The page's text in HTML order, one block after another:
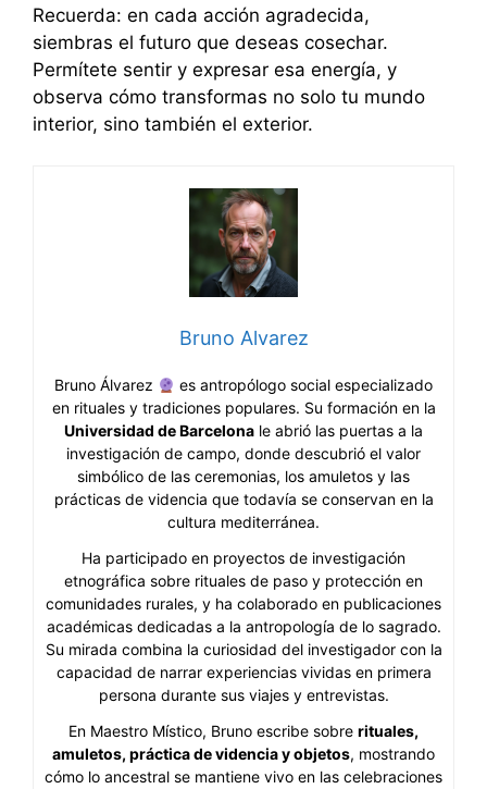
Recuerda: en cada acción agradecida,
siembras el futuro que deseas cosechar.
Permítete sentir y expresar esa energía, y
observa cómo transformas no solo tu mundo
interior, sino también el exterior.
Bruno Alvarez
Bruno Álvarez
es antropólogo social especializado
en rituales y tradiciones populares. Su formación en la
Universidad de Barcelona le abrió las puertas a la
investigación de campo, donde descubrió el valor
simbólico de las ceremonias, los amuletos y las
prácticas de videncia que todavía se conservan en la
cultura mediterránea.
Ha participado en proyectos de investigación
etnográfica sobre rituales de paso y protección en
comunidades rurales, y ha colaborado en publicaciones
académicas dedicadas a la antropología de lo sagrado.
Su mirada combina la curiosidad del investigador con la
capacidad de narrar experiencias vividas en primera
persona durante sus viajes y entrevistas.
En Maestro Místico, Bruno escribe sobre rituales,
amuletos, práctica de videncia y objetos, mostrando
cómo lo ancestral se mantiene vivo en las celebraciones